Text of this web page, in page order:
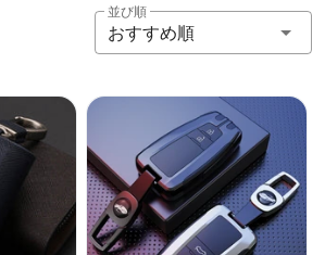
並び順
おすすめ順